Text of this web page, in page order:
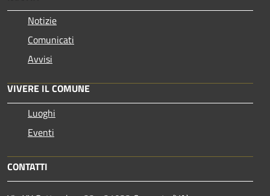
Notizie
Comunicati
Avvisi
VIVERE IL COMUNE
Luoghi
Eventi
CONTATTI